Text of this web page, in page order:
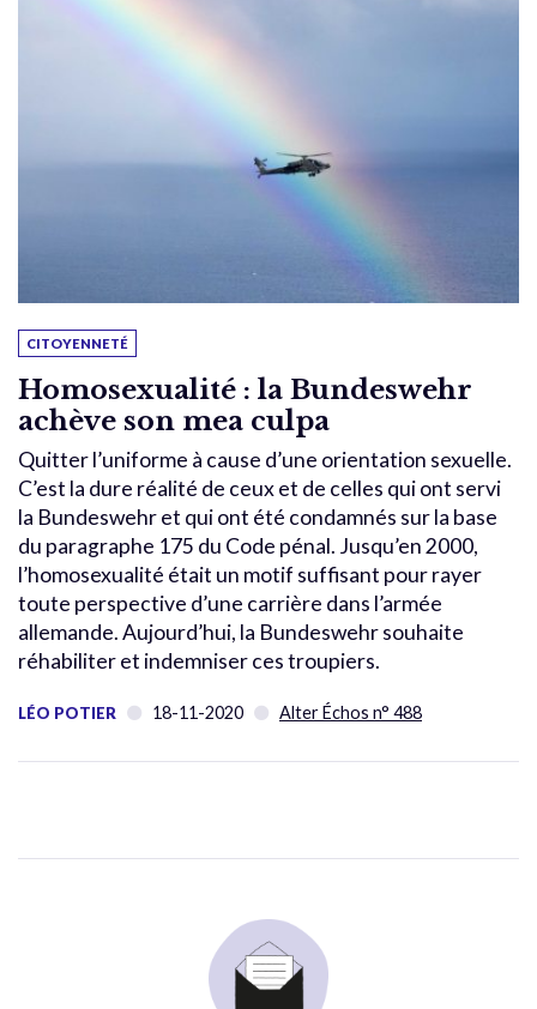
CITOYENNETÉ
Homosexualité : la Bundeswehr
achève son mea culpa
Quitter l’uniforme à cause d’une orientation sexuelle.
C’est la dure réalité de ceux et de celles qui ont servi
la Bundeswehr et qui ont été condamnés sur la base
du paragraphe 175 du Code pénal. Jusqu’en 2000,
l’homosexualité était un motif suffisant pour rayer
toute perspective d’une carrière dans l’armée
allemande. Aujourd’hui, la Bundeswehr souhaite
réhabiliter et indemniser ces troupiers.
LÉO POTIER 18-11-2020 Alter Échos n° 488